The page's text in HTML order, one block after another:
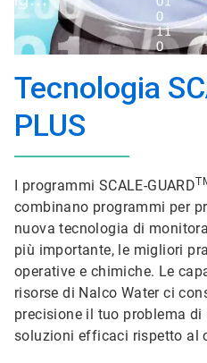
Tecnologia
PLUS
I programmi SCALE-GUARD
combinano programmi per
nuova tecnologia di
più importante, le migliori
operative e chimiche. Le
risorse di Nalco Water ci
precisione il tuo problema
soluzioni efficaci rispetto al